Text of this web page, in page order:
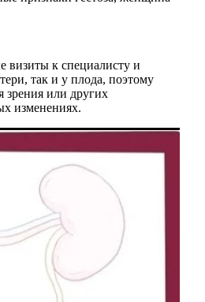
визиты к специалисту и
так и у плода, поэтому
зрения или других
изменениях.